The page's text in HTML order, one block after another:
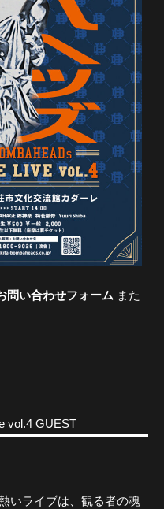
問い合わせフォーム また
vol.4 GUEST
いライブは、観る者の魂